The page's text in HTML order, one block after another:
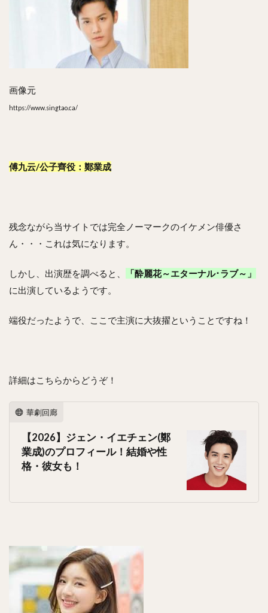
画像元
https://www.singtao.ca/
傅九云/公子齊役：鄭業成
残念ながら当サイトでは完全ノーマークのイケメン俳優さ
ん・・・これは気になります。
しかし、出演歴を調べると、
「酔麗花～エターナル･ラブ～」
に出演しているようです。
端役だったようで、ここで主演に大抜擢ということですね！
詳細はこちらからどうぞ！
華劇回廊
【2026】ジェン・イエチェン(鄭
業成)のプロフィール！結婚や性
格・彼女も！